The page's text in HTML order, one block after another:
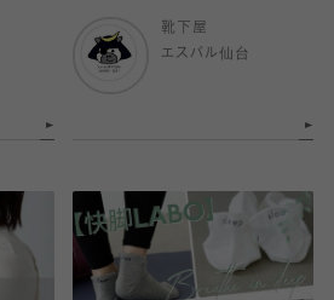
靴下屋
エスパル仙台